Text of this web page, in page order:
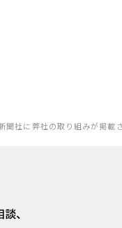
聞社に弊社の取り組みが掲載
、